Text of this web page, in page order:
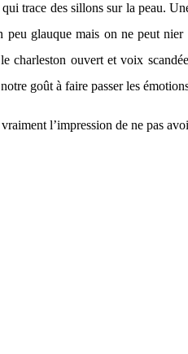
trace des sillons sur la peau.
glauque mais on ne peut
charleston ouvert et voix
goût à faire passer les
l’impression de ne pas